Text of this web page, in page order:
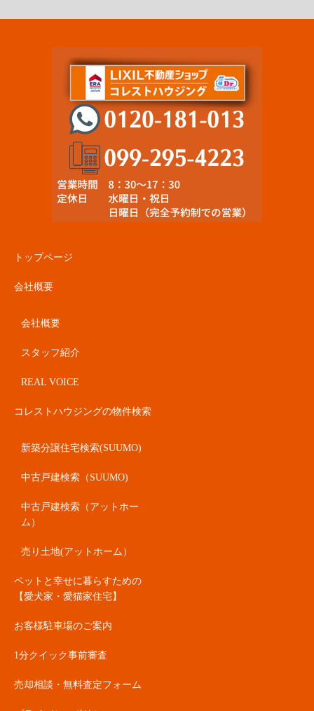
トップページ
会社概要
会社概要
スタッフ紹介
REAL VOICE
コレストハウジングの物件検索
新築分譲住宅検索(SUUMO)
中古戸建検索（SUUMO)
中古戸建検索（アットホー
ム）
売り土地(アットホーム）
ペットと幸せに暮らすための
【愛犬家・愛猫家住宅】
お客様駐車場のご案内
1分クイック事前審査
売却相談・無料査定フォーム